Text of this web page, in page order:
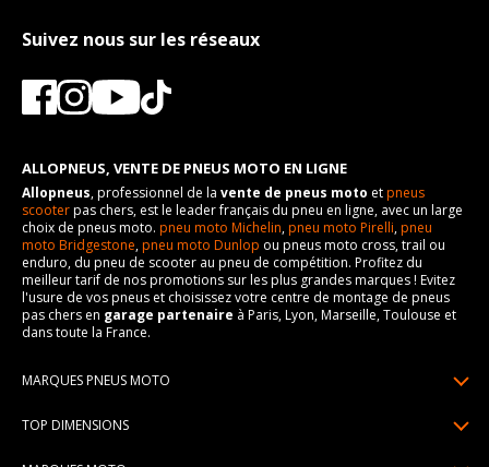
Suivez nous sur les réseaux
ALLOPNEUS, VENTE DE PNEUS MOTO EN LIGNE
Allopneus, professionnel de la vente de pneus moto etpneus
scooterpas chers, est le leader français du pneu en ligne, avec un large
choix de pneus moto. pneu moto Michelin,pneu moto Pirelli,pneu
moto Bridgestone,pneu moto Dunlop ou pneus moto cross, trail ou
enduro, du pneu de scooter au pneu de compétition. Profitez du
meilleur tarif de nos promotions sur les plus grandes marques ! Evitez
l'usure de vos pneus et choisissez votre centre de montage de pneus
pas chers en garage partenaire à Paris, Lyon, Marseille, Toulouse et
dans toute la France.
MARQUES PNEUS MOTO
TOP DIMENSIONS